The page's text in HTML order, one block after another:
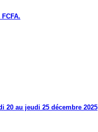
20 au jeudi 25 décembre 2025